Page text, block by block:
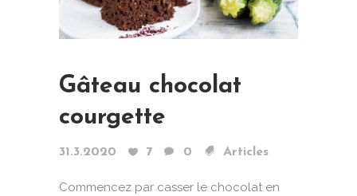
Gâteau chocolat
courgette
31.3.2020 7 0 Articles
Commencez par casser le chocolat en